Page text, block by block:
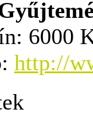
6000
http://